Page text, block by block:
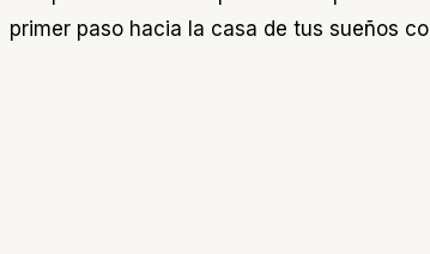
primer paso hacia la casa de tus sueños